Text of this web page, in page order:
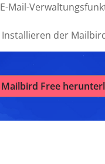
Mail-
der
Mailbird Free